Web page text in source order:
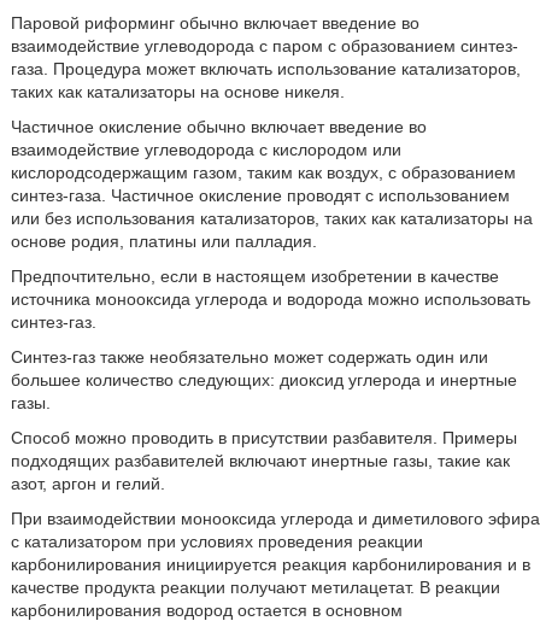
Паровой риформинг обычно включает введение во
взаимодействие углеводорода с паром с образованием синтез-
газа. Процедура может включать использование катализаторов,
таких как катализаторы на основе никеля.
Частичное окисление обычно включает введение во
взаимодействие углеводорода с кислородом или
кислородсодержащим газом, таким как воздух, с образованием
синтез-газа. Частичное окисление проводят с использованием
или без использования катализаторов, таких как катализаторы на
основе родия, платины или палладия.
Предпочтительно, если в настоящем изобретении в качестве
источника монооксида углерода и водорода можно использовать
синтез-газ.
Синтез-газ также необязательно может содержать один или
большее количество следующих: диоксид углерода и инертные
газы.
Способ можно проводить в присутствии разбавителя. Примеры
подходящих разбавителей включают инертные газы, такие как
азот, аргон и гелий.
При взаимодействии монооксида углерода и диметилового эфира
с катализатором при условиях проведения реакции
карбонилирования инициируется реакция карбонилирования и в
качестве продукта реакции получают метилацетат. В реакции
карбонилирования водород остается в основном